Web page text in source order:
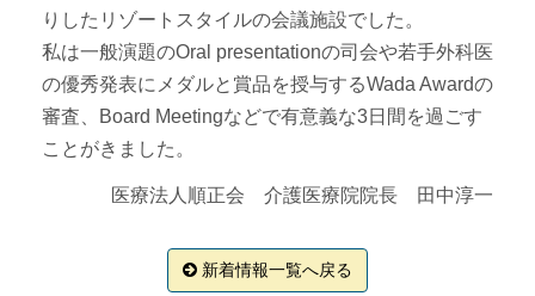
りしたリゾートスタイルの会議施設でした。
私は一般演題のOral presentationの司会や若手外科医
の優秀発表にメダルと賞品を授与するWada Awardの
審査、Board Meetingなどで有意義な3日間を過ごす
ことがきました。
医療法人順正会 介護医療院院長 田中淳一
新着情報一覧へ戻る